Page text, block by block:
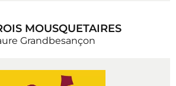
MOUSQUETAIRES
Grandbesançon